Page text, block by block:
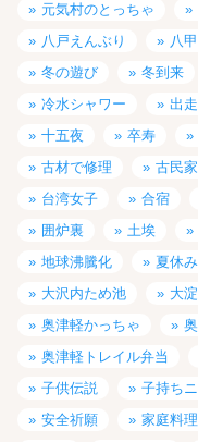
元気村のとっちゃ
八戸えんぶり
八
冬の遊び
冬到来
冷水シャワー
出
十五夜
卒寿
古材で修理
古民家
台湾女子
合宿
囲炉裏
土埃
地球沸騰化
夏休み
大沢内ため池
大
奥津軽かっちゃ
奥津軽トレイル弁当
子供伝説
子持ち
安全祈願
家庭料理